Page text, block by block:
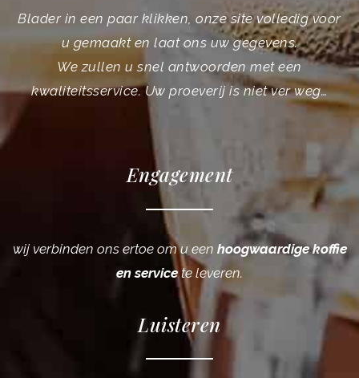
Blader in een paar klikken, onze site volledig voor
u gemaakt en laat ons uw gegevens.
We zullen u snel antwoorden met een
kwaliteitsservice. Uw proeverij is niet ver weg…
Engagement
wij verbinden ons ertoe om u een hoogwaardige koffie
en servicete leveren.
Luisteren